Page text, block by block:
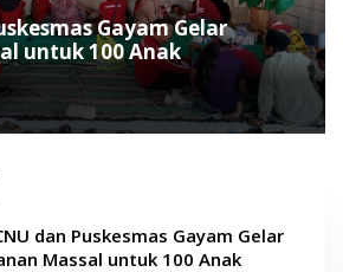
Gayam Gelar
untuk 100 Anak
dan Puskesmas Gayam Gelar
Massal untuk 100 Anak